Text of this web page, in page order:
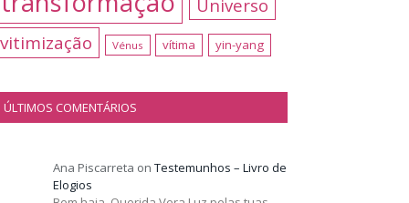
Universo
vitimização Vénus vítima yin-yang
ÚLTIMOS COMENTÁRIOS
Ana Piscarreta on Testemunhos – Livro de
Elogios